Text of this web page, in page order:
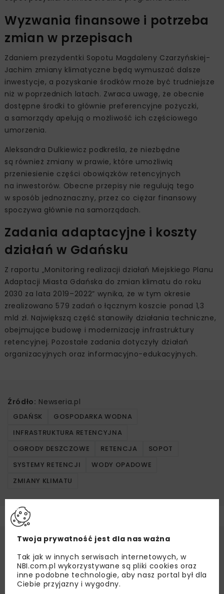
Wyzwania finansowe i potrzeba
zmian w przepisach
Zdaniem prezydentki Sopotu Magdaleny Czarzyńskiej-
Jachim zmiany klimatyczne będą wymuszać dalsze
inwestycje, a pozyskanie środków może być trudniejsze
niż w poprzednich latach. Zwraca uwagę, że obecnie
dostępne środki to głównie preferencyjne pożyczki,
a samorządy apelują o możliwość ich częściowego
umorzenia.
Aleksandra Dulkiewicz podkreśla, że niezbędne
są również zmiany w prawie, które umożliwią
przeniesienie części obowiązków retencyjnych
na inwestorów. Obecne przepisy nie regulują tego
w sposób jednoznaczny, przez co ciężar finansowy
spoczywa głównie na samorządach.
Zadania adaptacyjne i koszty
działań w Gdańsku
Z raportu „Monitoring realizacji działań Miejskiego Planu
Adaptacji Miasta Gdańska do zmian klimatu do roku
2030 za lata 2019–2022” wynika, że w tym okresie
zrealizowano 579 zadań o łącznym koszcie ponad 1,3
mld zł. Największą część stanowiły działania techniczne,
obejmujące budowę i modernizację infrastruktury
retencyjnej. Pozostałe zadania dotyczyły działań
organizacyjnych oraz informacyjno-edukacyjnych.
Źródło: Newseria.pl
GDAŃSK
GOSPODARKA WODNA
INFRASTRUKTURA RETENCYJNA
OGRODY DESZCZOWE
RETENCJA
SOPOT
SYSTEMY RETENCJI
WODY OPADOWE
ZMIANY KLIMATU
Twoja prywatność jest dla nas ważna
Tak jak w innych serwisach internetowych, w
NBI.com.pl wykorzystywane są pliki cookies oraz
inne podobne technologie, aby nasz portal był dla
Ciebie przyjazny i wygodny.